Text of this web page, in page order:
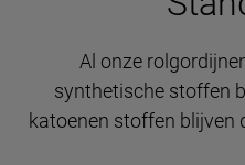
Al onze
synthetische stoffen
katoenen stoffen blijven